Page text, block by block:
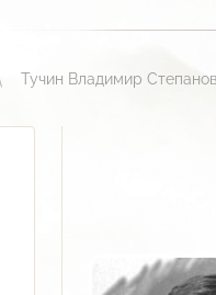
Тучин Владимир